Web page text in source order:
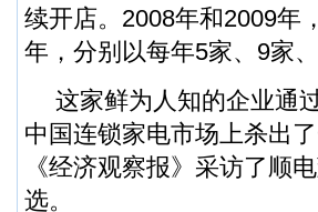
续开店。2008年和2009年
年，分别以每年5家、9家
这家鲜为人知的企业通
中国连锁家电市场上杀出
《经济观察报》采访了顺
选。